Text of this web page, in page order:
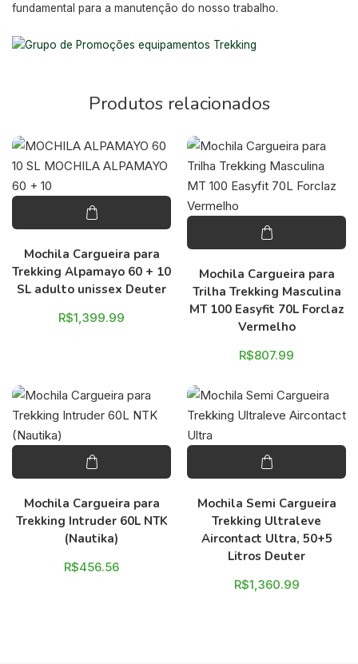
fundamental para a manutenção do nosso trabalho.
Produtos relacionados
Mochila Cargueira para
Trekking Alpamayo 60 + 10
SL adulto unissex Deuter
R$1,399.99
Mochila Cargueira para
Trilha Trekking Masculina
MT 100 Easyfit 70L Forclaz
Vermelho
R$807.99
Mochila Cargueira para
Trekking Intruder 60L NTK
(Nautika)
R$456.56
Mochila Semi Cargueira
Trekking Ultraleve
Aircontact Ultra, 50+5
Litros Deuter
R$1,360.99